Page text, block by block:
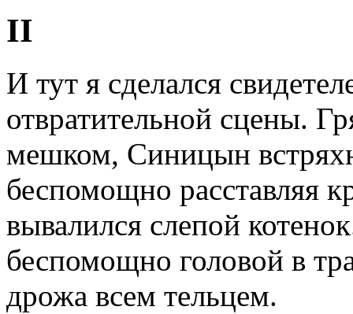
II
И тут я сделался
отвратительной сцены.
мешком, Синицын
беспомощно расставляя
вывалился слепой
беспомощно головой в
дрожа всем тельцем.